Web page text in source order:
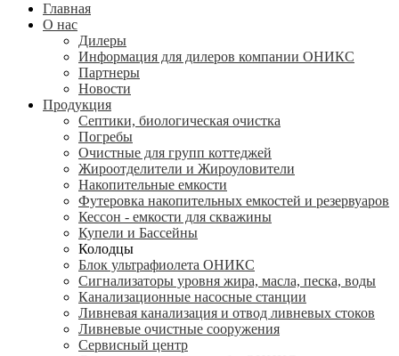
Главная
О нас
Дилеры
Информация для дилеров компании ОНИКС
Партнеры
Новости
Продукция
Септики, биологическая очистка
Погребы
Очистные для групп коттеджей
Жироотделители и Жироуловители
Накопительные емкости
Футеровка накопительных емкостей и резервуаров
Кессон - емкости для скважины
Купели и Бассейны
Колодцы
Блок ультрафиолета ОНИКС
Сигнализаторы уровня жира, масла, песка, воды
Канализационные насосные станции
Ливневая канализация и отвод ливневых стоков
Ливневые очистные сооружения
Сервисный центр